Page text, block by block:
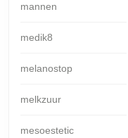
mannen
medik8
melanostop
melkzuur
mesoestetic